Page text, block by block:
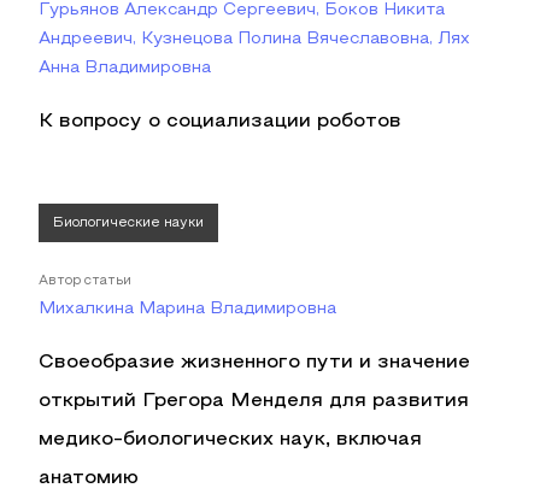
Гурьянов Александр Сергеевич, Боков Никита
Андреевич, Кузнецова Полина Вячеславовна, Лях
Анна Владимировна
К вопросу о социализации роботов
Биологические науки
Автор статьи
Михалкина Марина Владимировна
Своеобразие жизненного пути и значение
открытий Грегора Менделя для развития
медико-биологических наук, включая
анатомию